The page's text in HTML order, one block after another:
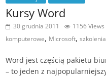
Kursy Word
30 grudnia 2011 1156 Views
komputerowe, Microsoft,szkolenia
Word jest częścią pakietu
– to jeden z